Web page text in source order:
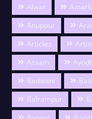
Alwar
Anuppur
Articles
Assam
Badwani
Balrampur